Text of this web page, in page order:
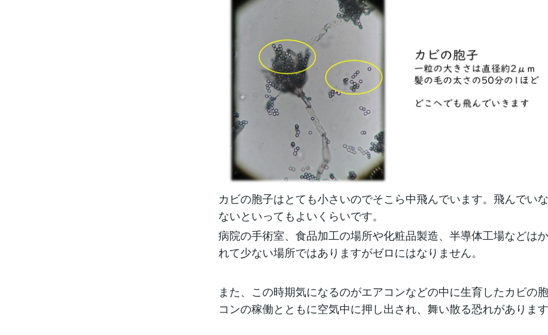
カビの胞子はとても小さいのでそこら中飛んでいます。飛んでい
ないといってもよいくらいです。
病院の手術室、食品加工の場所や化粧品製造、半導体工場などは
れて少ない場所ではありますがゼロにはなりません。
また、この時期気になるのがエアコンなどの中に生育したカビの
コンの稼働とともに空気中に押し出され、舞い散る恐れがあります